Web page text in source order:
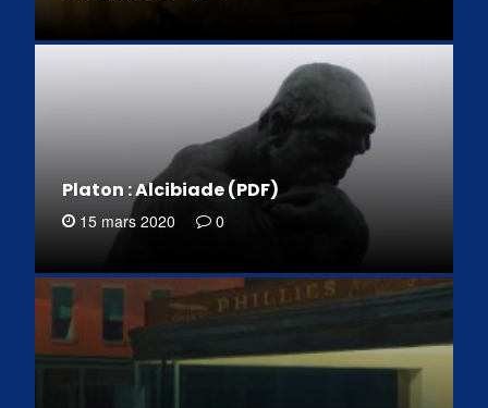
Platon : Alcibiade (PDF)
15 mars 2020 0